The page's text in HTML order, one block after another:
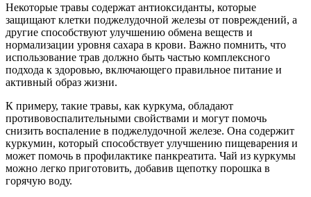
Некоторые травы содержат антиоксиданты, которые
защищают клетки поджелудочной железы от повреждений, а
другие способствуют улучшению обмена веществ и
нормализации уровня сахара в крови. Важно помнить, что
использование трав должно быть частью комплексного
подхода к здоровью, включающего правильное питание и
активный образ жизни.
К примеру, такие травы, как куркума, обладают
противовоспалительными свойствами и могут помочь
снизить воспаление в поджелудочной железе. Она содержит
куркумин, который способствует улучшению пищеварения и
может помочь в профилактике панкреатита. Чай из куркумы
можно легко приготовить, добавив щепотку порошка в
горячую воду.